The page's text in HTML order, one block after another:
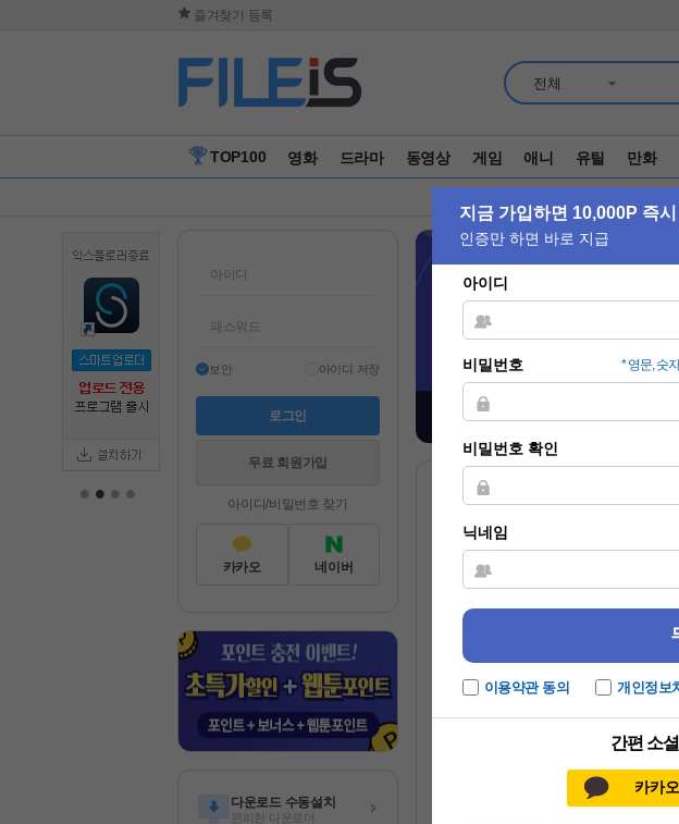
즐겨찾기 등록
• •• •
전체
TOP100 영화 드라마 동영상 게임 애니 유틸 만화
보안 아이디 저장
무료 회원가입
아이디/비밀번호 찾기
카카오 네이버
다운로드 수동설치
편리한 다운로더
이즈 인기 TOP100
영화 드라마
8월 북미1위 2026
년 최고호러 [ 이블
완벽자막
공포/스릴러